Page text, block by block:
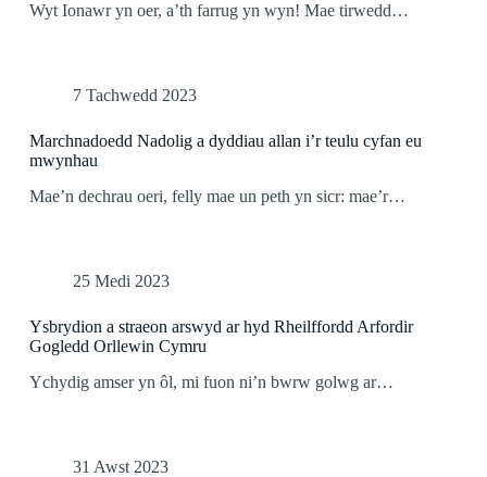
Wyt Ionawr yn oer, a’th farrug yn wyn! Mae tirwedd…
7 Tachwedd 2023
Marchnadoedd Nadolig a dyddiau allan i’r teulu cyfan eu
mwynhau
Mae’n dechrau oeri, felly mae un peth yn sicr: mae’r…
25 Medi 2023
Ysbrydion a straeon arswyd ar hyd Rheilffordd Arfordir
Gogledd Orllewin Cymru
Ychydig amser yn ôl, mi fuon ni’n bwrw golwg ar…
31 Awst 2023